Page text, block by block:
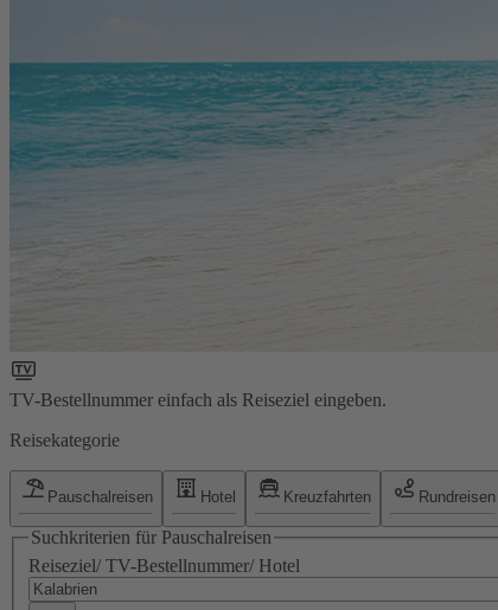
TV-Bestellnummer einfach als Reiseziel eingeben.
Reisekategorie
Pauschalreisen Hotel Kreuzfahrten Rundreisen
Suchkriterien für Pauschalreisen
Reiseziel/ TV-Bestellnummer/ Hotel